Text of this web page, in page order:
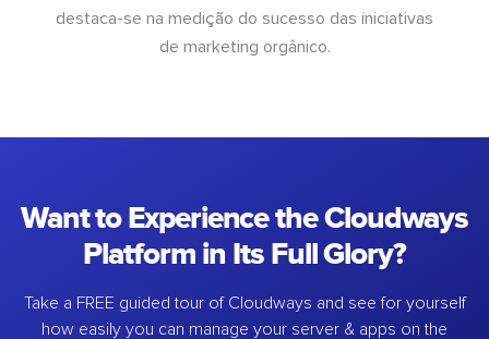
destaca-se na medição do sucesso das iniciativas
de marketing orgânico.
Want to Experience the Cloudways
Platform in Its Full Glory?
Take a FREE guided tour of Cloudways and see for yourself
how easily you can manage your server & apps on the